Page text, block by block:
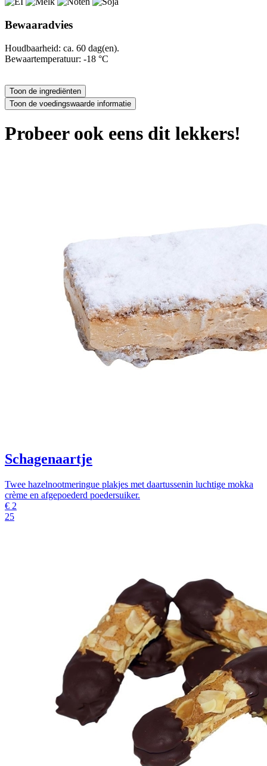
Bewaaradvies
Houdbaarheid: ca. 60 dag(en).
Bewaartemperatuur: -18 °C
Probeer ook eens dit lekkers!
Schagenaartje
Twee hazelnootmeringue plakjes met daartussenin luchtige mokka
crème en afgepoederd poedersuiker.
€ 2
25